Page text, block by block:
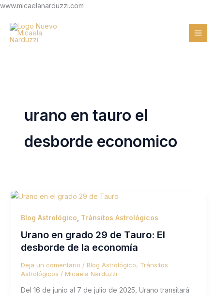
www.micaelanarduzzi.com
urano en tauro el
desborde economico
Blog Astrológico Tránsitos Astrológicos
Urano en grado 29 de Tauro: El
desborde de la economía
Deja un comentario / Blog Astrológico, Tránsitos
Astrológicos / Micaela Narduzzi
Del 16 de junio al 7 de julio de 2025, Urano transitará